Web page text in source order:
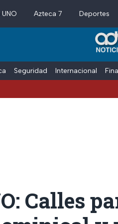
Azteca 7 Deportes
Seguridad Internacional
Calles